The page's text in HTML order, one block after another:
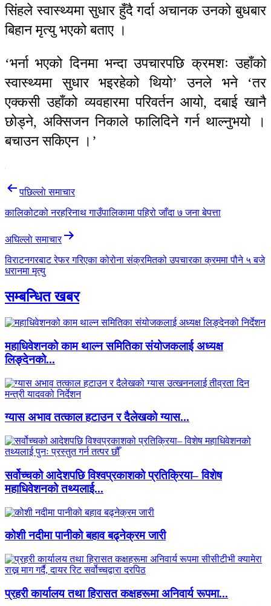
सिंहले स्वास्थ्यमा सुधार हुँदै गर्दा अचानक उनको बुधबार
बिहान मृत्यु भएको बताए ।
‘भर्ना भएको दिनमा भन्दा उपचारपछि क्रमशः उहाँको
स्वास्थ्यमा सुधार भइरहेको थियो’ उनले भने ‘तर
एक्कसी उहाँको व्यवहारमा परिवर्तन आयो, दबाई खानै
छोड्ने, अक्सिजन निकाले फालिदिने गर्न थाल्नुभयो ।
बचाउन सकिएन ।’
Post
navigation
पछिल्लाे समाचार
कालिकोटको नरहरिनाथ गाउँपालिकामा पहिरो जाँदा ७ जना बेपत्ता
अघिल्लाे समाचार
विराटनगरबाट रेफर गरिएका कोरोना संक्रमितको उपचारका क्रममा पौने ५ बजे
धरानमा मृत्यु
सम्बन्धित खबर
महाधिवेशनको काम थाल्न समितिका संयोजकलाई अध्यक्ष
लिङ्देनको...
ग्यास अभाव तत्काल हटाउन र दैलेखको ग्यास...
सर्वोच्चको आदेशपछि विश्वप्रकाशको प्रतिक्रिया– विशेष
महाधिवेशनको तथ्यलाई...
कोशी नदीमा पानीको बहाव बढ्नेक्रम जारी
प्रहरी कार्यालय तथा हिरासत कक्षहरूमा अनिवार्य रूपमा...